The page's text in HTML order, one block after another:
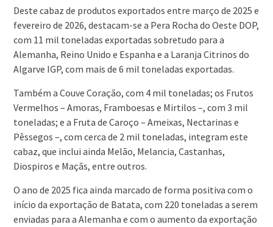
Deste cabaz de produtos exportados entre março de 2025 e
fevereiro de 2026, destacam-se a Pera Rocha do Oeste DOP,
com 11 mil toneladas exportadas sobretudo para a
Alemanha, Reino Unido e Espanha e a Laranja Citrinos do
Algarve IGP, com mais de 6 mil toneladas exportadas.
Também a Couve Coração, com 4 mil toneladas; os Frutos
Vermelhos – Amoras, Framboesas e Mirtilos –, com 3 mil
toneladas; e a Fruta de Caroço – Ameixas, Nectarinas e
Pêssegos –, com cerca de 2 mil toneladas, integram este
cabaz, que inclui ainda Melão, Melancia, Castanhas,
Diospiros e Maçãs, entre outros.
O ano de 2025 fica ainda marcado de forma positiva com o
início da exportação de Batata, com 220 toneladas a serem
enviadas para a Alemanha e com o aumento da exportação